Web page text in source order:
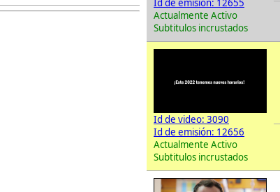
Id de emisión: 12655
Actualmente Activo
Subtitulos incrustados
Id de video: 3090
Id de emisión: 12656
Actualmente Activo
Subtitulos incrustados